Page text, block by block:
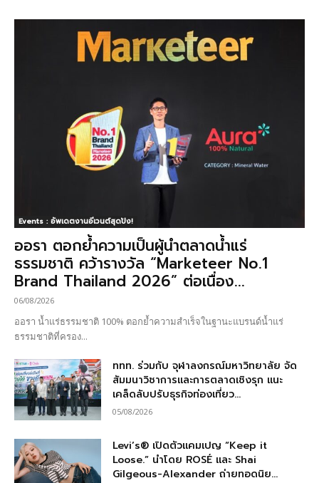
Events : อัพเดตงานอีเวนต์สุดปัง!
ออรา ตอกย้ำความเป็นผู้นำตลาดน้ำแร่
ธรรมชาติ คว้ารางวัล “Marketeer No.1
Brand Thailand 2026” ต่อเนื่อง...
06/08/2026
ออรา น้ำแร่ธรรมชาติ 100% ตอกย้ำความสำเร็จในฐานะแบรนด์น้ำแร่
ธรรมชาติที่ครอง...
ททท. ร่วมกับ จุฬาลงกรณ์มหาวิทยาลัย จัด
สัมมนาวิชาการและการตลาดเชิงรุก แนะ
เคล็ดลับปรับธุรกิจท่องเที่ยว...
05/08/2026
Levi’s® เปิดตัวแคมเปญ “Keep it
Loose.” นำโดย ROSÉ และ Shai
Gilgeous-Alexander ถ่ายทอดนิย...